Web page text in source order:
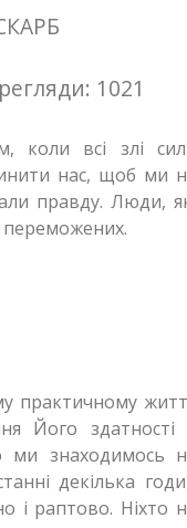
1021
коли всі злі
нас, щоб ми
правду. Люди,
переможених.
практичному
Його здатності
ми знаходимось
декілька
і раптово. Ніхто